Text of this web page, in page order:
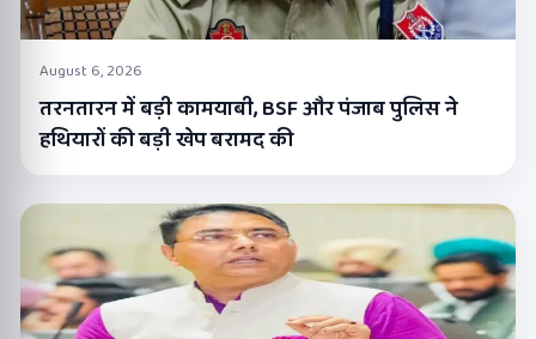
August 6, 2026
तरनतारन में बड़ी कामयाबी, BSF और पंजाब पुलिस ने
हथियारों की बड़ी खेप बरामद की